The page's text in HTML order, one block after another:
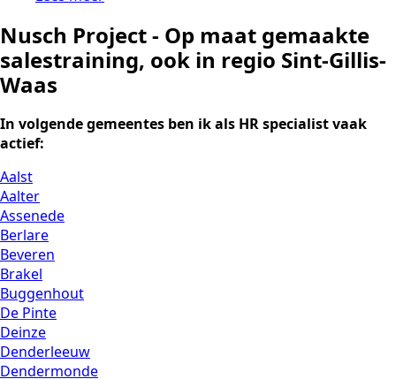
Nusch Project - Op maat gemaakte
salestraining, ook in regio Sint-Gillis-
Waas
In volgende gemeentes ben ik als HR specialist vaak
actief:
Aalst
Aalter
Assenede
Berlare
Beveren
Brakel
Buggenhout
De Pinte
Deinze
Denderleeuw
Dendermonde